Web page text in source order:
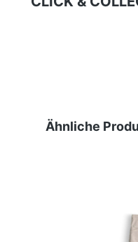
Produktgalerie
Ähnliche